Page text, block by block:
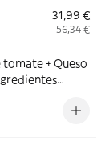
31,99 €
56,34 €
tomate + Queso
6 piezas de